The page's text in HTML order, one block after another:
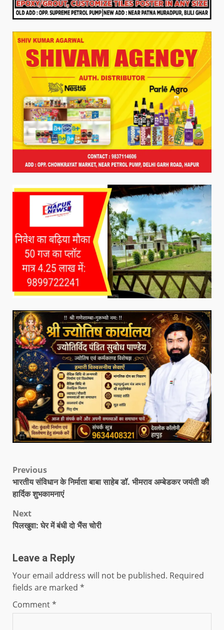
Previous
भारतीय संविधान के निर्माता बाबा साहेब डॉ. भीमराव अम्बेडकर जयंती की
हार्दिक शुभकामनाएं
Next
पिलखुवा: घेर में बंधी दो भैंस चोरी
Leave a Reply
Your email address will not be published. Required
fields are marked *
Comment*